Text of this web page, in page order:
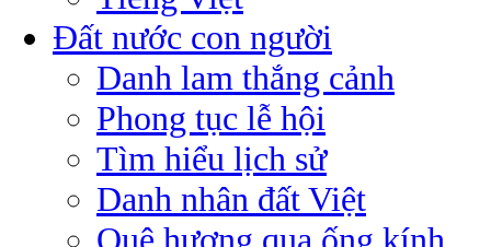
Đất nước con người
Danh lam thắng cảnh
Phong tục lễ hội
Tìm hiểu lịch sử
Danh nhân đất Việt
Quê hương qua ống kính